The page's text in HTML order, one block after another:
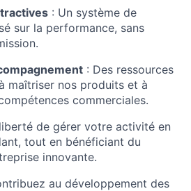
: Un système de
sur la performance, sans
: Des ressources
maîtriser nos produits et à
commerciales.​
de gérer votre activité en
tout en bénéficiant du
innovante.​
au développement des